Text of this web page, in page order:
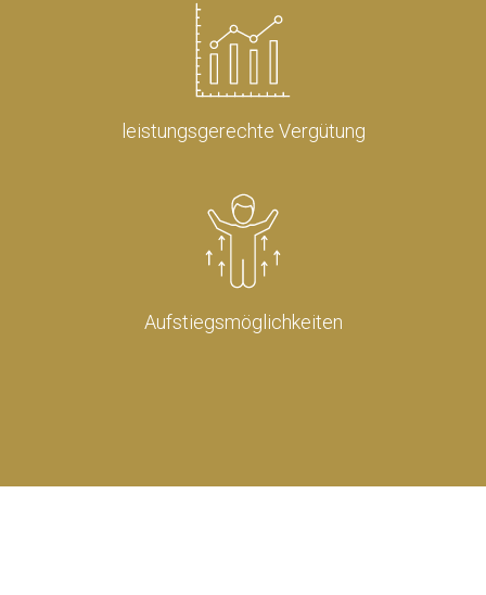
leistungsgerechte Vergütung
Aufstiegsmöglichkeiten